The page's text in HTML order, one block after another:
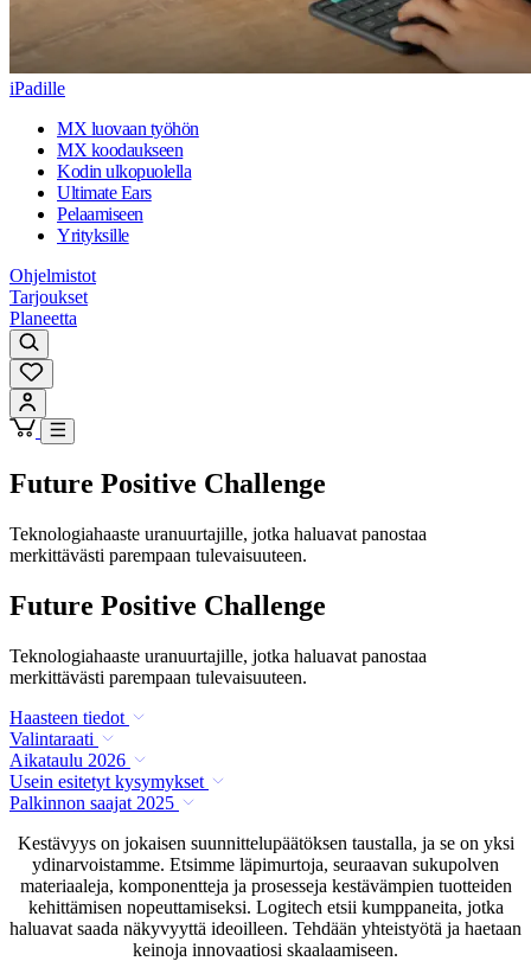
iPadille
MX luovaan työhön
MX koodaukseen
Kodin ulkopuolella
Ultimate Ears
Pelaamiseen
Yrityksille
Ohjelmistot
Tarjoukset
Planeetta
Future Positive Challenge
Teknologiahaaste uranuurtajille, jotka haluavat panostaa
merkittävästi parempaan tulevaisuuteen.
Future Positive Challenge
Teknologiahaaste uranuurtajille, jotka haluavat panostaa
merkittävästi parempaan tulevaisuuteen.
Haasteen tiedot
Valintaraati
Aikataulu 2026
Usein esitetyt kysymykset
Palkinnon saajat 2025
Kestävyys on jokaisen suunnittelupäätöksen taustalla, ja se on yksi
ydinarvoistamme. Etsimme läpimurtoja, seuraavan sukupolven
materiaaleja, komponentteja ja prosesseja kestävämpien tuotteiden
kehittämisen nopeuttamiseksi. Logitech etsii kumppaneita, jotka
haluavat saada näkyvyyttä ideoilleen. Tehdään yhteistyötä ja haetaan
keinoja innovaatiosi skaalaamiseen.